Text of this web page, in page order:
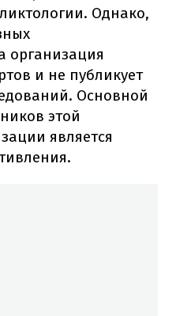
Однако,
организация
и не публикует
Основной
этой
является